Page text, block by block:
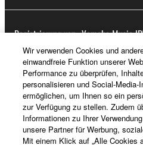
Registrierung von „Yamaha Music
Über Yamaha
Deutschland - German
Wir verwenden Cookies und
einwandfreie Funktion unserer
Performance zu überprüfen,
personalisieren und Social-Media-
ermöglichen, um Ihnen so ein
zur Verfügung zu stellen. Zudem
Informationen zu Ihrer
unsere Partner für Werbung,
Mit einem Klick auf „Alle Cookies